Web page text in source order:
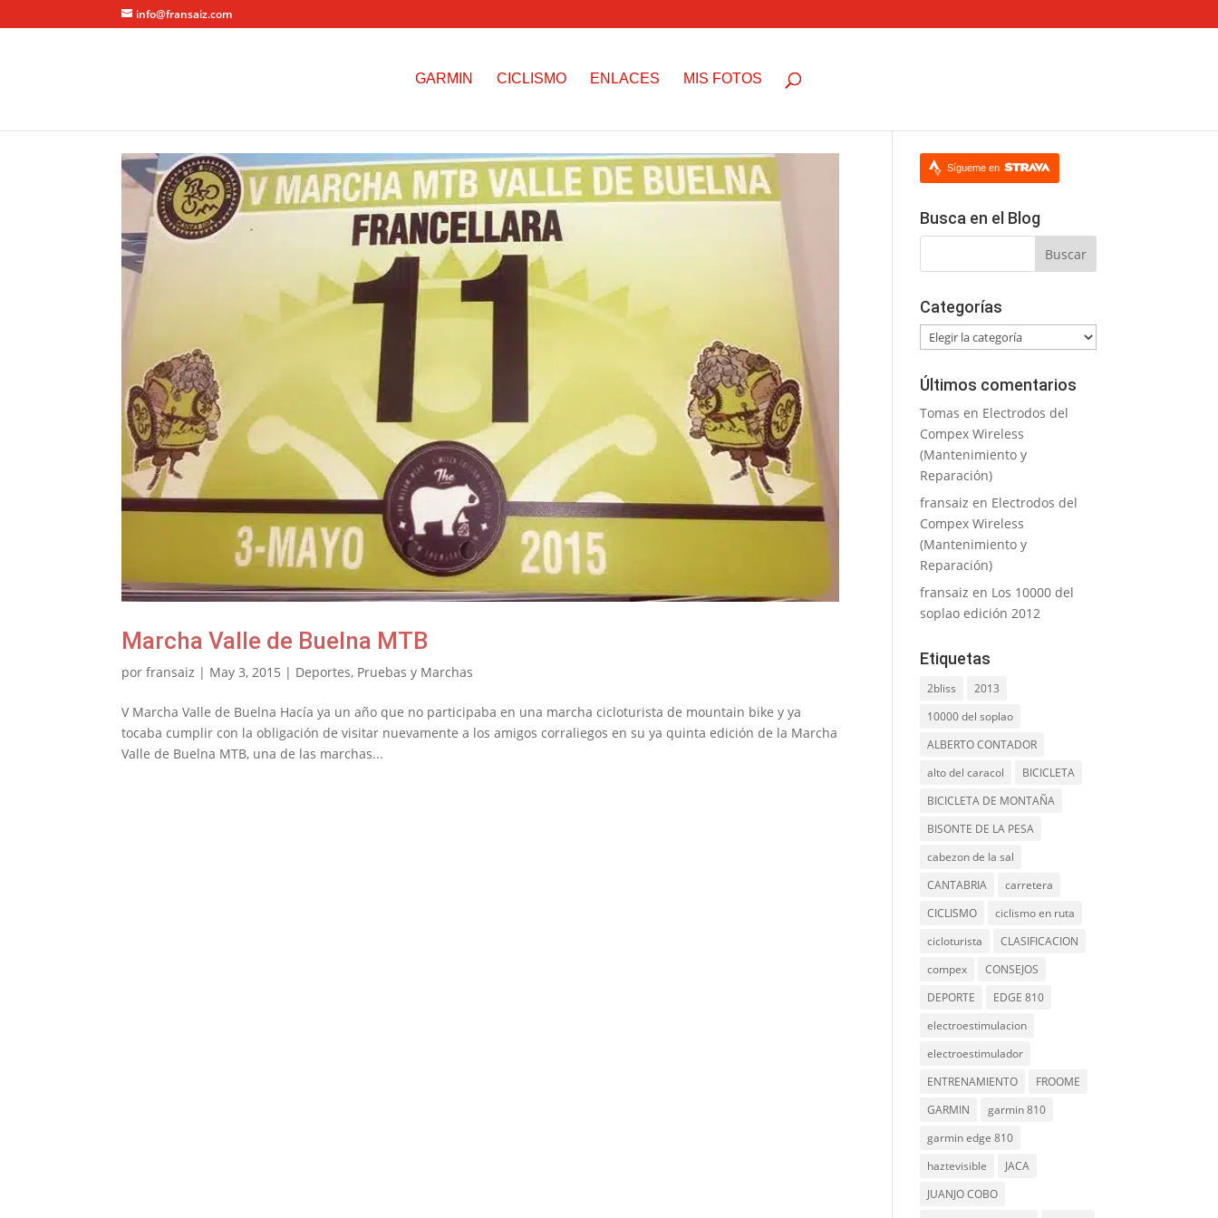
info@fransaiz.com
GARMIN CICLISMO ENLACES MIS FOTOS
Marcha Valle de Buelna MTB
porfransaiz | May 3, 2015 | Deportes, Pruebas y Marchas
V Marcha Valle de Buelna Hacía ya un año que no participaba en una marcha cicloturista de mountain bike y ya
tocaba cumplir con la obligación de visitar nuevamente a los amigos corraliegos en su ya quinta edición de la Marcha
Valle de Buelna MTB, una de las marchas...
Sígueme en
Busca en el Blog
Categorías
Categorías
Últimos comentarios
Tomas en Electrodos del
Compex Wireless
(Mantenimiento y
Reparación)
fransaiz en Electrodos del
Compex Wireless
(Mantenimiento y
Reparación)
fransaiz en Los 10000 del
soplao edición 2012
Etiquetas
2bliss
2013
10000 del soplao
ALBERTO CONTADOR
alto del caracol
BICICLETA
BICICLETA DE MONTAÑA
BISONTE DE LA PESA
cabezon de la sal
CANTABRIA
carretera
CICLISMO
ciclismo en ruta
cicloturista
CLASIFICACION
compex
CONSEJOS
DEPORTE
EDGE 810
electroestimulacion
electroestimulador
ENTRENAMIENTO
FROOME
GARMIN
garmin 810
garmin edge 810
haztevisible
JACA
JUANJO COBO